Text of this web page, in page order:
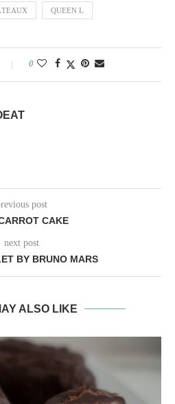
QUEEN L
0
post
CAKE
next post
BY BRUNO MARS
ALSO LIKE